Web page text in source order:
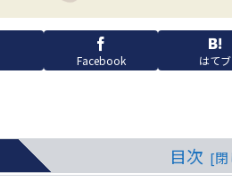
Facebook はてブ
目次